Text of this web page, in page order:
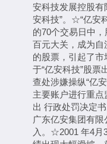
安科技发展控股有
安科技”。☆“亿安
的70个交易日中
百元大关，成为
的股票，引起了
于“亿安科技”股票
查处涉嫌操纵“亿
主要账户进行重
出 行政处罚决定
广东亿安集团有
入。☆2001 年4月